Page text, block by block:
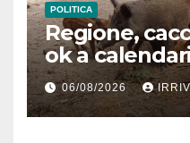
POLITICA
Regione,
ok a
06/08/2026